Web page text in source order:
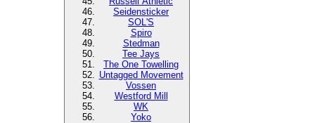
Seidensticker
SOL'S
Spiro
Stedman
Tee Jays
The One Towelling
Untagged Movement
Vossen
Westford Mill
WK
Yoko